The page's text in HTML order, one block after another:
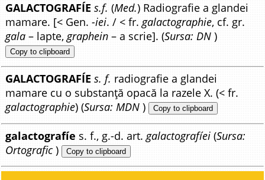
GALACTOGRAFÍE s.f. (Med.) Radiografie a glandei
mamare. [< Gen.-iei. / < fr.galactographie, cf. gr.
gala – lapte,graphein – a scrie]. (Sursa: DN )
Copy to clipboard
GALACTOGRAFÍE s. f. radiografie a glandei
mamare cu o substanță opacă la razele X. (< fr.
galactographie) (Sursa: MDN ) Copy to clipboard
galactografíe s. f., g.-d. art. galactografíei (Sursa:
Ortografic ) Copy to clipboard